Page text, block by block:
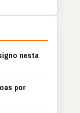
nesta
por